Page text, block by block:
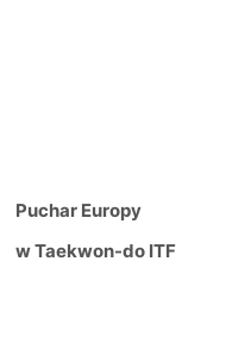
Puchar Europy
w Taekwon-do ITF